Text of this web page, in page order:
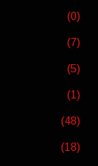
(0)
(7)
(5)
(1)
(48)
(18)